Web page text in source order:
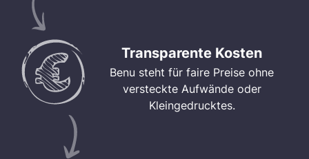
Transparente Kosten
Benu steht für faire Preise ohne
versteckte Aufwände oder
Kleingedrucktes.